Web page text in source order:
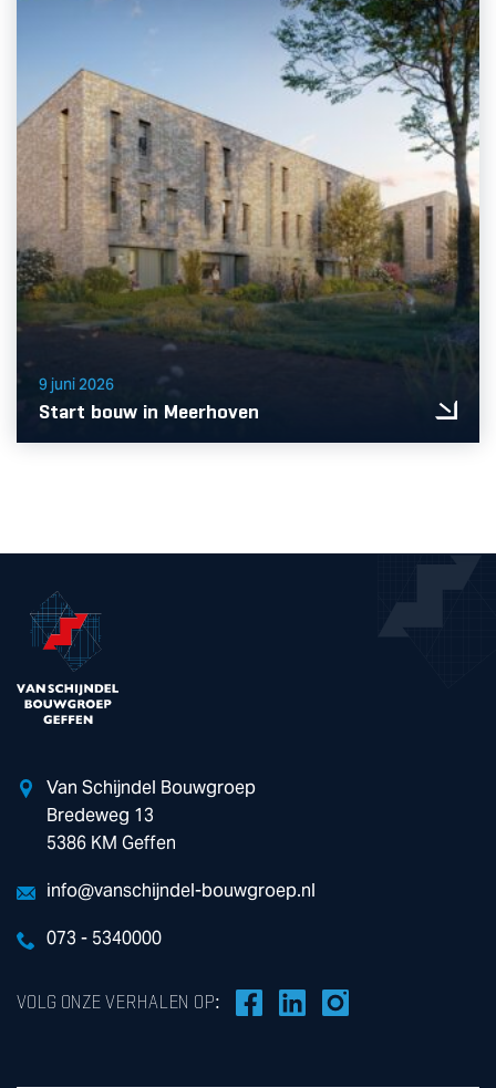
9 juni 2026
Start bouw in Meerhoven
Van Schijndel Bouwgroep
Bredeweg 13
5386 KM Geffen
info@vanschijndel-bouwgroep.nl
073 - 5340000
VOLG ONZE VERHALEN OP: